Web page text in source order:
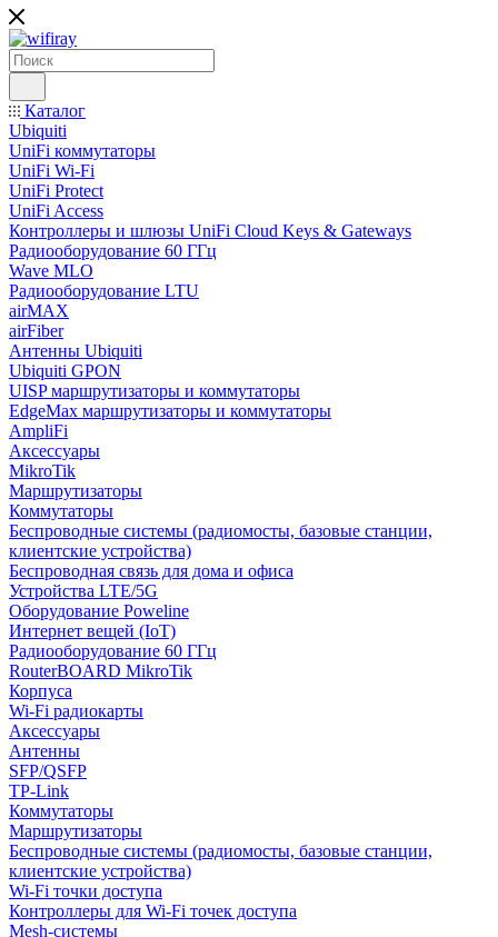
Каталог
Ubiquiti
UniFi коммутаторы
UniFi Wi-Fi
UniFi Protect
UniFi Access
Контроллеры и шлюзы UniFi Cloud Keys & Gateways
Радиооборудование 60 ГГц
Wave MLO
Радиооборудование LTU
airMAX
airFiber
Антенны Ubiquiti
Ubiquiti GPON
UISP маршрутизаторы и коммутаторы
EdgeMax маршрутизаторы и коммутаторы
AmpliFi
Аксессуары
MikroTik
Маршрутизаторы
Коммутаторы
Беспроводные системы (радиомосты, базовые станции,
клиентские устройства)
Беспроводная связь для дома и офиса
Устройства LTE/5G
Оборудование Poweline
Интернет вещей (IoT)
Радиооборудование 60 ГГц
RouterBOARD MikroTik
Корпуса
Wi-Fi радиокарты
Аксессуары
Антенны
SFP/QSFP
TP-Link
Коммутаторы
Маршрутизаторы
Беспроводные системы (радиомосты, базовые станции,
клиентские устройства)
Wi-Fi точки доступа
Контроллеры для Wi-Fi точек доступа
Mesh-системы